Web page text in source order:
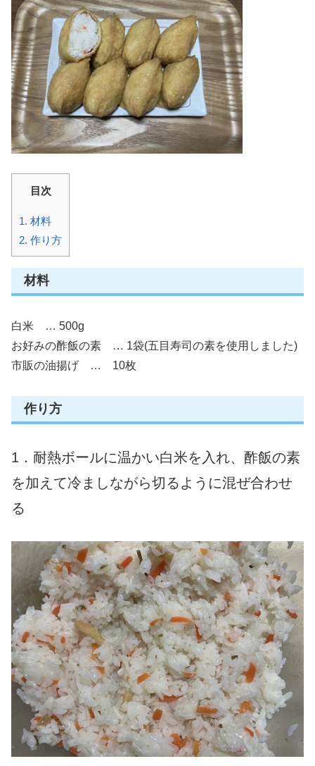
目次
1. 材料
2. 作り方
材料
白米 … 500g
お好みの酢飯の素 … 1袋(五目寿司の素を使用しました)
市販の油揚げ … 10枚
作り方
1．耐熱ボールに温かい白米を入れ、酢飯の素
を加えて冷ましながら切るように混ぜ合わせ
る